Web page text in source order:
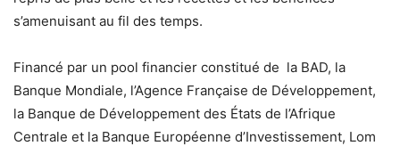
s’amenuisant au fil des temps.
Financé par un pool financier constitué de la BAD, la
Banque Mondiale, l’Agence Française de Développement,
la Banque de Développement des États de l’Afrique
Centrale et la Banque Européenne d’Investissement, Lom